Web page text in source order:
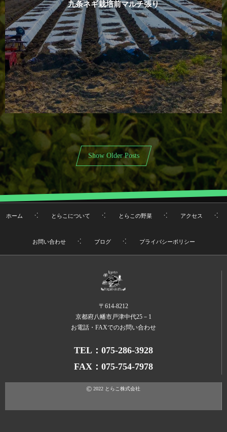
九条ネギ栽培前マルチ張り
Show Older Posts
ホーム とらこについて とらこの野菜 アクセス
お問い合わせ ブログ プライバシーポリシー
〒614-8212
京都府八幡市戸津中代25－1
お電話・FAXでのお問い合わせ
TEL：075-286-3928
FAX：075-754-7978
© 2022 とらこ株式会社